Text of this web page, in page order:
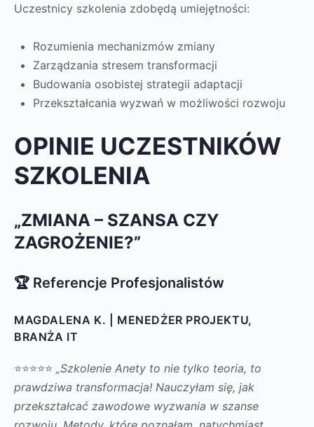
Uczestnicy szkolenia zdobędą umiejętności:
Rozumienia mechanizmów zmiany
Zarządzania stresem transformacji
Budowania osobistej strategii adaptacji
Przekształcania wyzwań w możliwości rozwoju
OPINIE UCZESTNIKÓW
SZKOLENIA
„ZMIANA – SZANSA CZY
ZAGROŻENIE?”
🏆 Referencje Profesjonalistów
MAGDALENA K. | MENEDŻER PROJEKTU,
BRANŻA IT
⭐⭐⭐⭐⭐ „Szkolenie Anety to nie tylko teoria, to
prawdziwa transformacja! Nauczyłam się, jak
przekształcać zawodowe wyzwania w szanse